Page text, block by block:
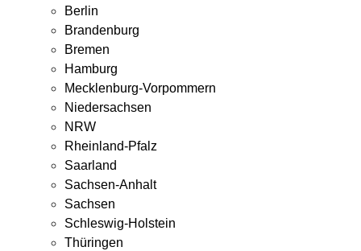
Berlin
Brandenburg
Bremen
Hamburg
Mecklenburg-Vorpommern
Niedersachsen
NRW
Rheinland-Pfalz
Saarland
Sachsen-Anhalt
Sachsen
Schleswig-Holstein
Thüringen